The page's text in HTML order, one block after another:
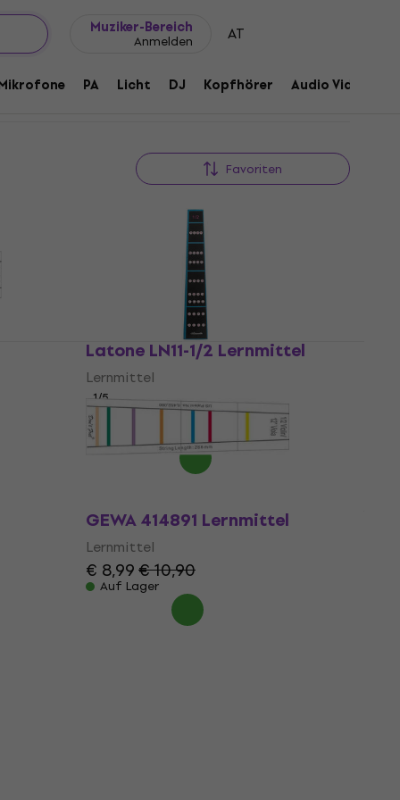
Muziker-Bereich
Anmelden AT
PA Licht DJ Kopfhörer Audio Video
Favoriten
Latone LN11-1/2 Lernmittel
Lernmittel
1/5
€ 3,89
GEWA 414891 Lernmittel
Lernmittel
€ 8,99€ 10,90
Auf Lager